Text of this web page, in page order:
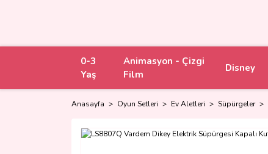
0-3
Yaş
Animasyon - Çizgi
Film
Disney
Anasayfa Oyun Setleri Ev Aletleri Süpürgeler